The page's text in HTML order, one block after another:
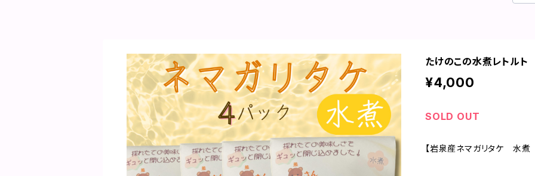
たけのこの水煮レトル
¥4,000
SOLD OUT
【岩泉産ネマガリタケ 水煮